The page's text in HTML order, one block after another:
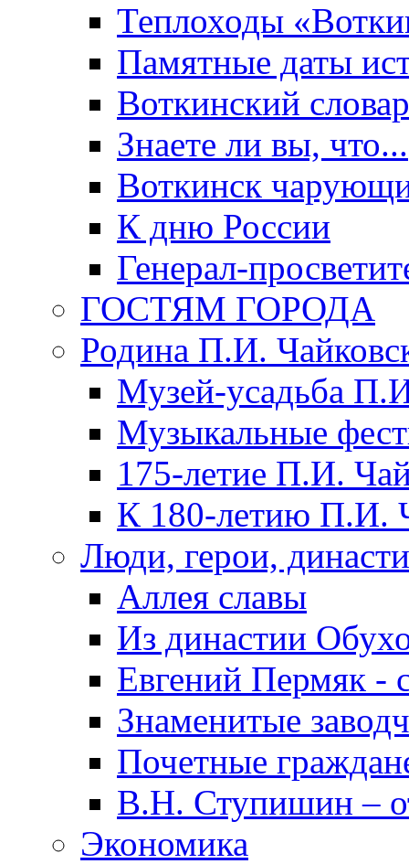
Теплоходы
Памятные даты
Воткинский
Знаете ли вы, что...
Воткинск
К дню России
Генерал-
ГОСТЯМ ГОРОДА
Родина П.И.
Музей-усадьба
Музыкальные
175-летие П.И.
К 180-летию П.И.
Люди, герои,
Аллея славы
Из династии
Евгений Пермяк -
Знаменитые
Почетные
В.Н. Ступишин –
Экономика